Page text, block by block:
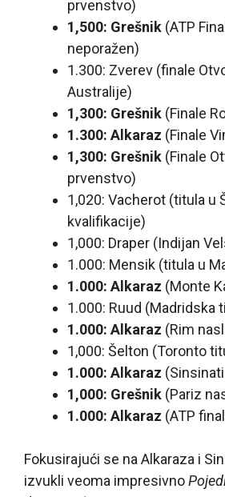
prvenstvo)
1,500: Grešnik (ATP
neporažen)
1.300: Zverev (finale
Australije)
1,300: Grešnik (Finale
1.300: Alkaraz (Finale
1,300: Grešnik (Finale
prvenstvo)
1,020: Vacherot (titula u
kvalifikacije)
1,000: Draper (Indijan
1.000: Mensik (titula u
1.000: Alkaraz (Monte
1.000: Ruud (Madridska
1.000: Alkaraz (Rim
1,000: Šelton (Toronto
1.000: Alkaraz
1,000: Grešnik (Pariz
1.000: Alkaraz (ATP
Fokusirajući se na Alkaraza i
izvukli veoma impresivno